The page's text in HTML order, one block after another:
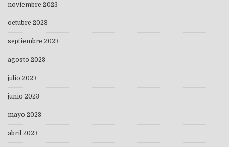
noviembre 2023
octubre 2023
septiembre 2023
agosto 2023
julio 2023
junio 2023
mayo 2023
abril 2023